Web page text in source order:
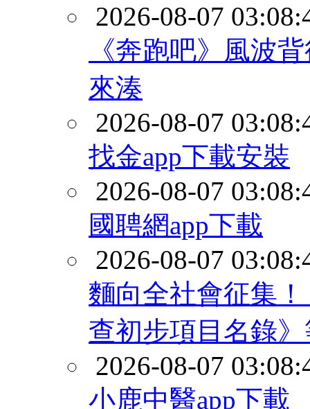
2026-08-07
《奔跑吧》風波
來湊
2026-08-07
找金app下載安裝
2026-08-07
國聘網app下載
2026-08-07
麵向全社會征集
查初步項目名錄
2026-08-07
小鹿中醫app下載